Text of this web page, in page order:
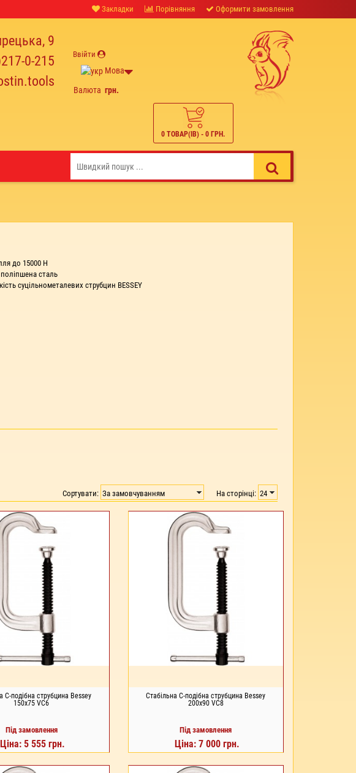
Закладки Порівняння Оформити замовлення
9
0-215
Ввійти
Мова
Валюта грн.
0 ТОВАР(ІВ) - 0 ГРН.
до 15000 Н
сталь
суцільнометалевих струбцин BESSEY
На сторінці:
Сортувати:
С-подібна струбцина Bessey
150x75 VC6
Під замовлення
Ціна: 5 555 грн.
Стабільна С-подібна струбцина Bessey
200x90 VC8
Під замовлення
Ціна: 7 000 грн.
ПІД ЗАМОВЛЕННЯ